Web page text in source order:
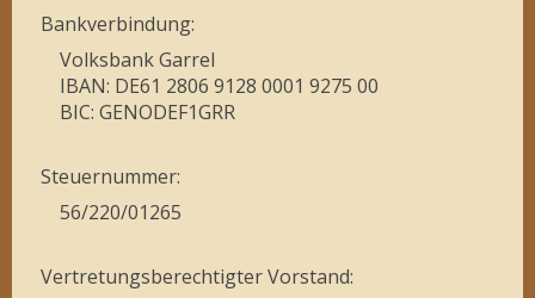
Bankverbindung:
Volksbank Garrel
IBAN: DE61 2806 9128 0001 9275 00
BIC: GENODEF1GRR
Steuernummer:
56/220/01265
Vertretungsberechtigter Vorstand: